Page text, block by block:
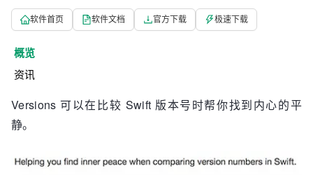
软件首页 软件文档 官方下载 极速下载
概览
资讯
Versions 可以在比较 Swift 版本号时帮你找到内心的平
静。